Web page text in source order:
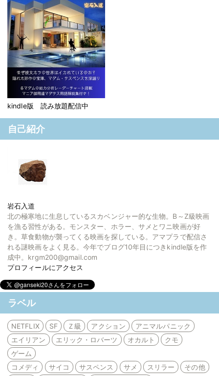
kindle版 読み放題配信中
自己紹介
岩石入道
北の極寒地に生息しているスカベンジャー的な生物。B～Z級映画
を漁る習性がある。モンスター、ホラー、サメとワニ映画が好
き。草食動物が襲ってくる映画を探している。アマプラで配信さ
れる謎映画をよく見る。今年でブログ10年目につきkindle版を作
成中。krgm200@gmail.com
プロフィールにアクセス
ラベル
NETFLIX SF Ｚ級 アクション
アニマルパニック
エイリアン
エリック・ロバーツ オカルト
クモ
ゲーム
コメディ
サイコ サスペンス サメ スリラー
その他